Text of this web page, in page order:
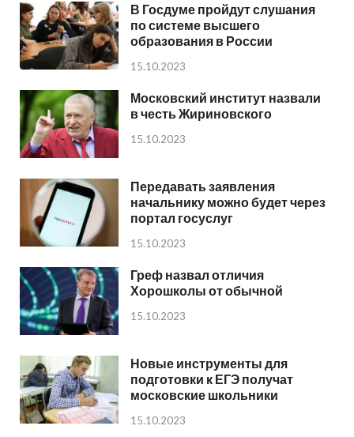
В Госдуме пройдут слушания
по системе высшего
образования в России
15.10.2023
Московский институт назвали
в честь Жириновского
15.10.2023
Передавать заявления
начальнику можно будет через
портал госуслуг
15.10.2023
Греф назвал отличия
Хорошколы от обычной
15.10.2023
Новые инструменты для
подготовки к ЕГЭ получат
московские школьники
15.10.2023